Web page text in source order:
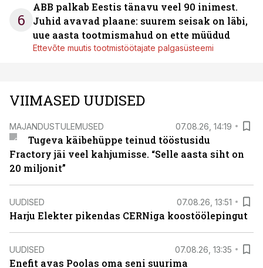
6
ABB palkab Eestis tänavu veel 90 inimest.
Juhid avavad plaane: suurem seisak on läbi,
uue aasta tootmismahud on ette müüdud
Ettevõte muutis tootmistöötajate palgasüsteemi
VIIMASED UUDISED
MAJANDUSTULEMUSED 07.08.26, 14:19
Tugeva käibehüppe teinud tööstusidu
Fractory jäi veel kahjumisse. “Selle aasta siht on
20 miljonit”
UUDISED 07.08.26, 13:51
Harju Elekter pikendas CERNiga koostöölepingut
UUDISED 07.08.26, 13:35
Enefit avas Poolas oma seni suurima